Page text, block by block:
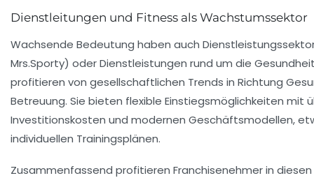
Dienstleitungen und Fitness als Wachstumssektor
Wachsende Bedeutung haben auch
Mrs.Sporty) oder Dienstleistungen rund um die
profitieren von gesellschaftlichen Trends in Richtung
Betreuung. Sie bieten flexible Einstiegsmöglichkeiten mit
Investitionskosten und modernen Geschäftsmodellen,
individuellen Trainingsplänen.
Zusammenfassend profitieren Franchisenehmer in